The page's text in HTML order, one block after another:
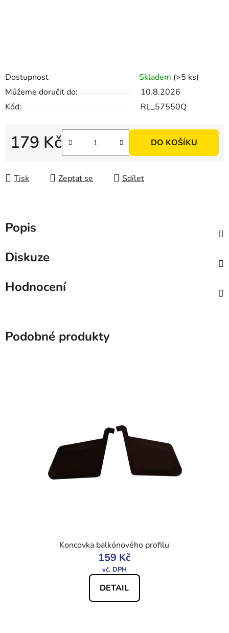
Dostupnost Skladem (>5 ks)
Můžeme doručit do:
10.8.2026
Kód:
RL_57550Q
179 Kč DO KOŠÍKU
Tisk Zeptat se Sdílet
Popis
Diskuze
Hodnocení
Podobné produkty
Koncovka balkónového profilu
159 Kč
DETAIL